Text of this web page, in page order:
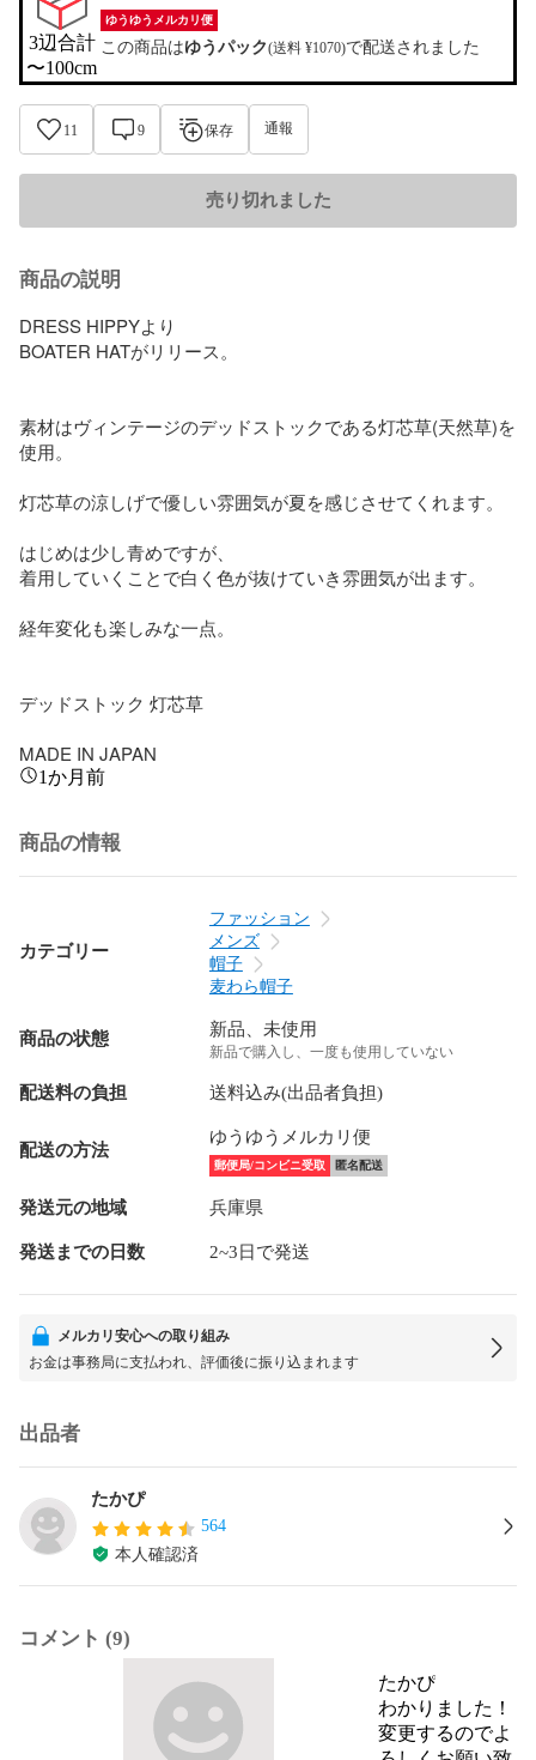
3辺合計
〜100cm
ゆうゆうメルカリ便
この商品はゆうパック(送料 ¥1070)で配送されました
11 9 保存 通報
売り切れました
商品の説明
DRESS HIPPYより
BOATER HATがリリース。
素材はヴィンテージのデッドストックである灯芯草(天然草)を
使用。
灯芯草の涼しげで優しい雰囲気が夏を感じさせてくれます。
はじめは少し青めですが、
着用していくことで白く色が抜けていき雰囲気が出ます。
経年変化も楽しみな一点。
デッドストック 灯芯草
MADE IN JAPAN
1か月前
商品の情報
カテゴリー
ファッション
メンズ
帽子
麦わら帽子
商品の状態 新品、未使用
新品で購入し、一度も使用していない
配送料の負担 送料込み(出品者負担)
配送の方法
ゆうゆうメルカリ便
郵便局/コンビニ受取 匿名配送
発送元の地域 兵庫県
発送までの日数 2~3日で発送
メルカリ安心への取り組み
お金は事務局に支払われ、評価後に振り込まれます
出品者
たかぴ
564
本人確認済
コメント (9)
たかぴ
わかりました！
変更するのでよ